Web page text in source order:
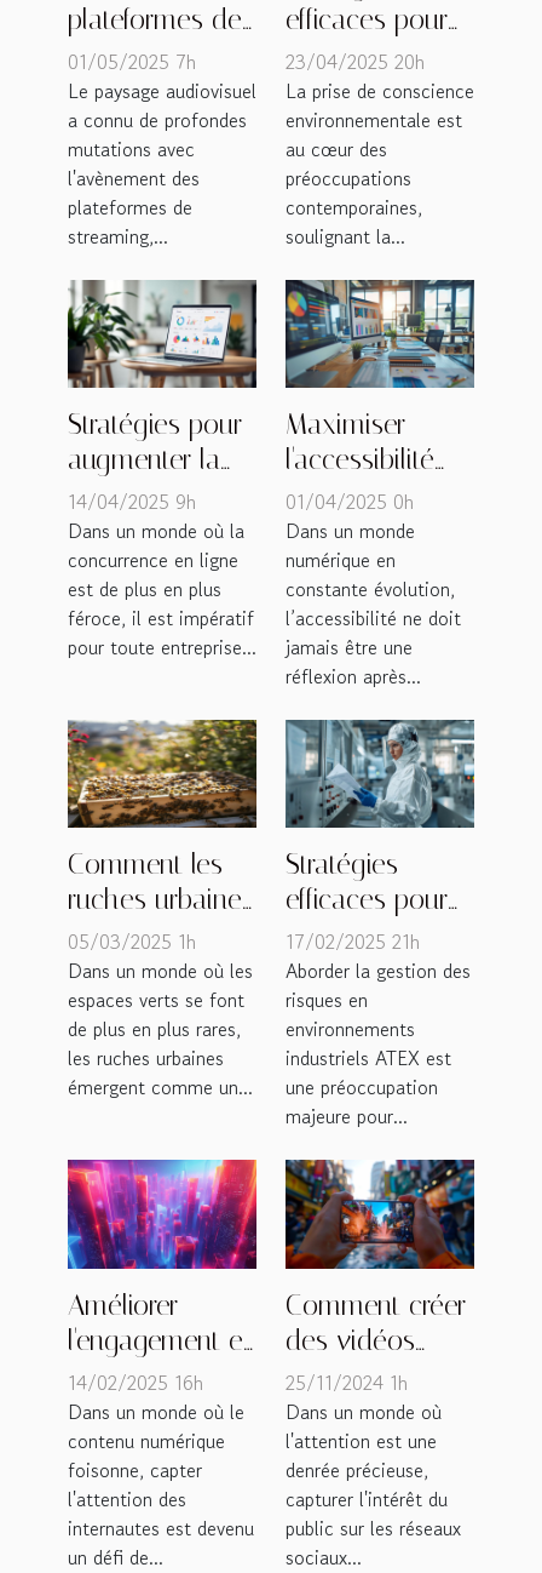
plateformes de
streaming en
France analyse
du marché et
comportement
des utilisateurs
01/05/2025 7h
Le paysage audiovisuel
a connu de profondes
mutations avec
l'avènement des
plateformes de
streaming,...
efficaces pour
réduire les
émissions de
CO2 dans la
gestion des
achats
23/04/2025 20h
La prise de conscience
environnementale est
au cœur des
préoccupations
contemporaines,
soulignant la...
Stratégies pour
augmenter la
visibilité de
votre entreprise
en ligne
14/04/2025 9h
Dans un monde où la
concurrence en ligne
est de plus en plus
féroce, il est impératif
pour toute entreprise...
Maximiser
l'accessibilité
dans le
développement
frontal pour une
meilleure UX
01/04/2025 0h
Dans un monde
numérique en
constante évolution,
l’accessibilité ne doit
jamais être une
réflexion après...
Comment les
ruches urbaines
renforcent la
biodiversité en
milieu
professionnel
05/03/2025 1h
Dans un monde où les
espaces verts se font
de plus en plus rares,
les ruches urbaines
émergent comme un...
Stratégies
efficaces pour
la gestion des
risques en
environnements
industriels ATEX
17/02/2025 21h
Aborder la gestion des
risques en
environnements
industriels ATEX est
une préoccupation
majeure pour...
Améliorer
l'engagement en
ligne grâce aux
visuels créés
par IA
14/02/2025 16h
Dans un monde où le
contenu numérique
foisonne, capter
l'attention des
internautes est devenu
un défi de...
Comment créer
des vidéos
courtes
captivantes
pour les
réseaux
sociaux
25/11/2024 1h
Dans un monde où
l'attention est une
denrée précieuse,
capturer l'intérêt du
public sur les réseaux
sociaux...